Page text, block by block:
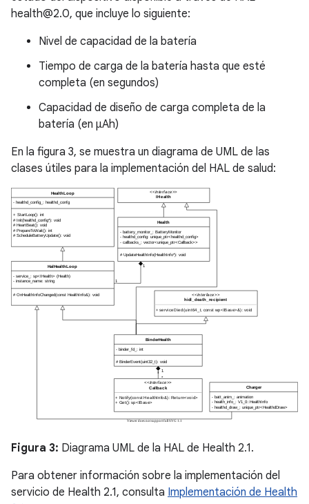
health@2.0, que incluye lo siguiente:
Nivel de capacidad de la batería
Tiempo de carga de la batería hasta que esté
completa (en segundos)
Capacidad de diseño de carga completa de la
batería (en μAh)
En la figura 3, se muestra un diagrama de UML de las
clases útiles para la implementación del HAL de salud:
Figura 3: Diagrama UML de la HAL de Health 2.1.
Para obtener información sobre la implementación del
servicio de Health 2.1, consulta Implementación de Health